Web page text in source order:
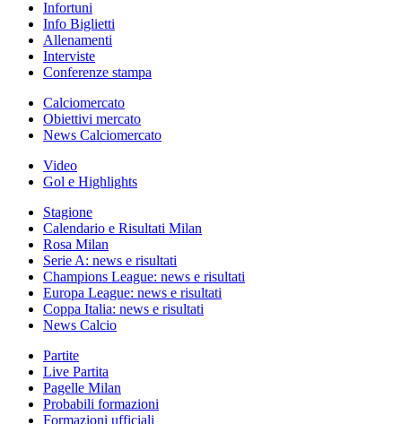
Infortuni
Info Biglietti
Allenamenti
Interviste
Conferenze stampa
Calciomercato
Obiettivi mercato
News Calciomercato
Video
Gol e Highlights
Stagione
Calendario e Risultati Milan
Rosa Milan
Serie A: news e risultati
Champions League: news e risultati
Europa League: news e risultati
Coppa Italia: news e risultati
News Calcio
Partite
Live Partita
Pagelle Milan
Probabili formazioni
Formazioni ufficiali